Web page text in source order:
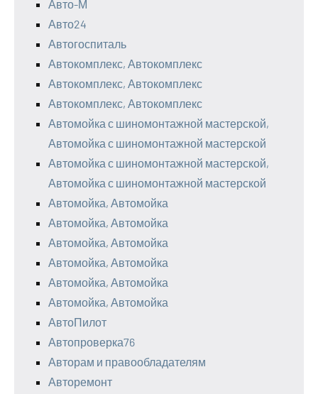
Авто-М
Авто24
Автогоспиталь
Автокомплекс, Автокомплекс
Автокомплекс, Автокомплекс
Автокомплекс, Автокомплекс
Автомойка с шиномонтажной мастерской,
Автомойка с шиномонтажной мастерской
Автомойка с шиномонтажной мастерской,
Автомойка с шиномонтажной мастерской
Автомойка, Автомойка
Автомойка, Автомойка
Автомойка, Автомойка
Автомойка, Автомойка
Автомойка, Автомойка
Автомойка, Автомойка
АвтоПилот
Автопроверка76
Авторам и правообладателям
Авторемонт